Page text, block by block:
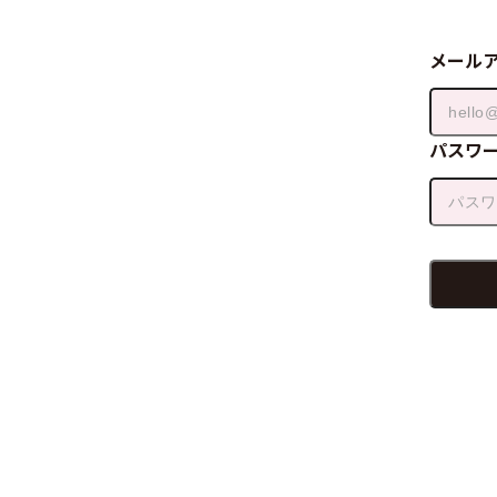
メール
パスワ